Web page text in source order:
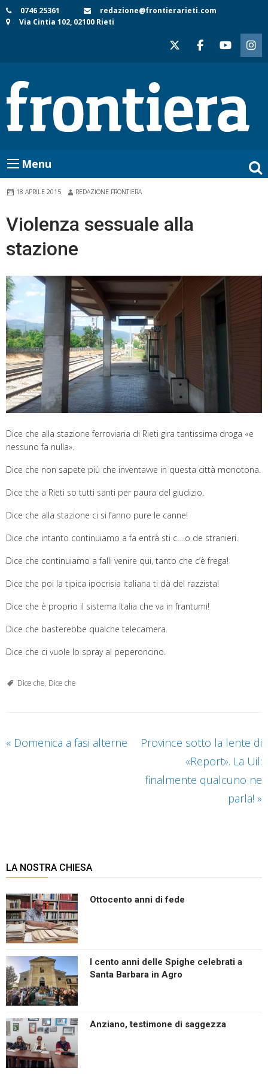
Skip
to
0746 25361
redazione@frontierarieti.com
Via Cintia 102, 02100 Rieti
Menu
18 APRILE 2015 REDAZIONE FRONTIERA
Violenza sessuale alla
stazione
Dice che alla stazione ferroviaria di Rieti gira tantissima droga «e
nessuno fa nulla».
Dice che non sapete più che inventavve in questa città monotona.
Dice che a Rieti so tutti santi per paura del giudizio.
Dice che alla stazione ci si fanno pure le canne!
Dice che intanto continuiamo a fa entrà sti c….o de stranieri.
Dice che continuiamo a falli venire qui, tanto che c’è frega!
Dice che poi la tipica ipocrisia italiana ti dà del razzista!
Dice che è proprio il sistema Italia che va in frantumi!
Dice che basterebbe qualche telecamera.
Dice che ci vuole lo spray al peperoncino.
Dice che, Dice che
« Domenica a fasi alterne
Province sotto la lente di
«Report». La Uil:
finalmente qualcuno ne
parla! »
LA NOSTRA CHIESA
Ottocento anni di fede
I cento anni delle Spighe celebrati a
Santa Barbara in Agro
Anziano, testimone di saggezza